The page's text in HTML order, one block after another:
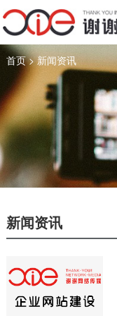
首页>新闻资讯
新闻资讯